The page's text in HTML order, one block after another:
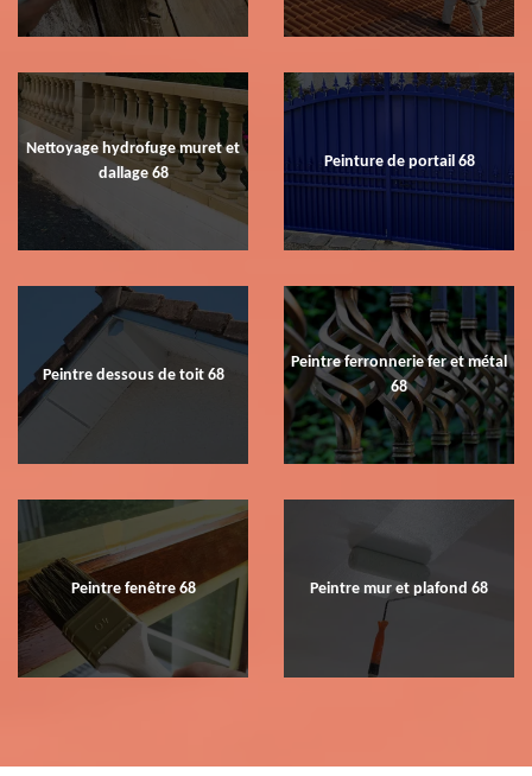
Nettoyage hydrofuge muret et
dallage 68
Peinture de portail 68
Peintre dessous de toit 68
Peintre ferronnerie fer et métal
68
Peintre fenêtre 68 Peintre mur et plafond 68